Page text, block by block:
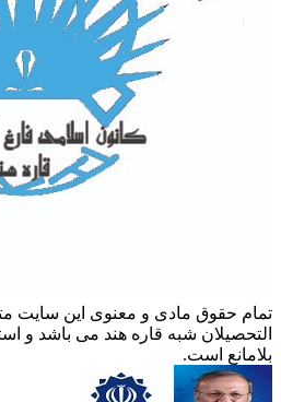
تمام حقوق مادی و معنوی این سایت
التحصیلان شبه قاره هند می باشد و
بلامانع است.